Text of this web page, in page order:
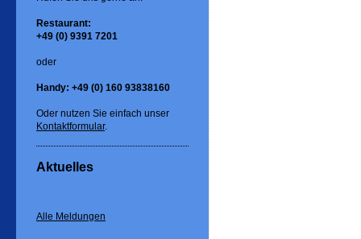
Restaurant:
+49 (0) 9391 7201
oder
Handy: +49 (0) 160 93838160
Oder nutzen Sie einfach unser
Kontaktformular.
Aktuelles
Alle Meldungen